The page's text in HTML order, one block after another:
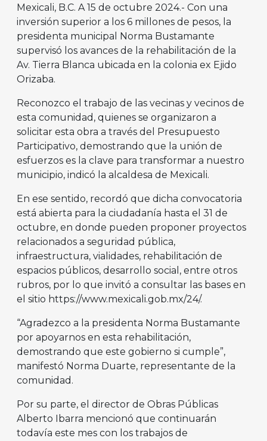
Mexicali, B.C. A 15 de octubre 2024.- Con una
inversión superior a los 6 millones de pesos, la
presidenta municipal Norma Bustamante
supervisó los avances de la rehabilitación de la
Av. Tierra Blanca ubicada en la colonia ex Ejido
Orizaba.
Reconozco el trabajo de las vecinas y vecinos de
esta comunidad, quienes se organizaron a
solicitar esta obra a través del Presupuesto
Participativo, demostrando que la unión de
esfuerzos es la clave para transformar a nuestro
municipio, indicó la alcaldesa de Mexicali.
En ese sentido, recordó que dicha convocatoria
está abierta para la ciudadanía hasta el 31 de
octubre, en donde pueden proponer proyectos
relacionados a seguridad pública,
infraestructura, vialidades, rehabilitación de
espacios públicos, desarrollo social, entre otros
rubros, por lo que invitó a consultar las bases en
el sitio https://www.mexicali.gob.mx/24/.
“Agradezco a la presidenta Norma Bustamante
por apoyarnos en esta rehabilitación,
demostrando que este gobierno si cumple”,
manifestó Norma Duarte, representante de la
comunidad.
Por su parte, el director de Obras Públicas
Alberto Ibarra mencionó que continuarán
todavía este mes con los trabajos de